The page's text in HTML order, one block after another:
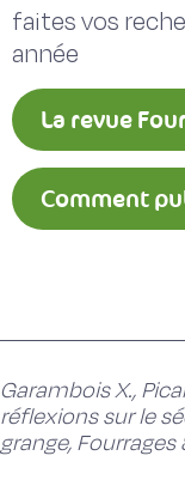
faites vos
année
La revue
Comment
Garambois X.,
réflexions sur le
grange, Fourrages